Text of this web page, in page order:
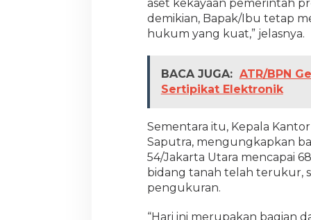
a
n
aset kekayaan pemerintah
demikian, Bapak/Ibu tetap
hukum yang kuat,” jelasnya.
BACA JUGA: ATR/BPN
Sertipikat Elektronik
Sementara itu, Kepala
Saputra, mengungkapkan
54/Jakarta Utara mencapai
bidang tanah telah terukur,
pengukuran.
“Hari ini merupakan bagian